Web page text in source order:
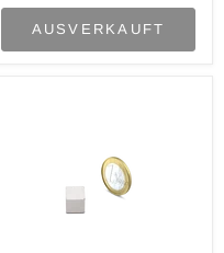
AUSVERKAUFT